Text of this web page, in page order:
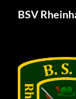
InhaltBSV